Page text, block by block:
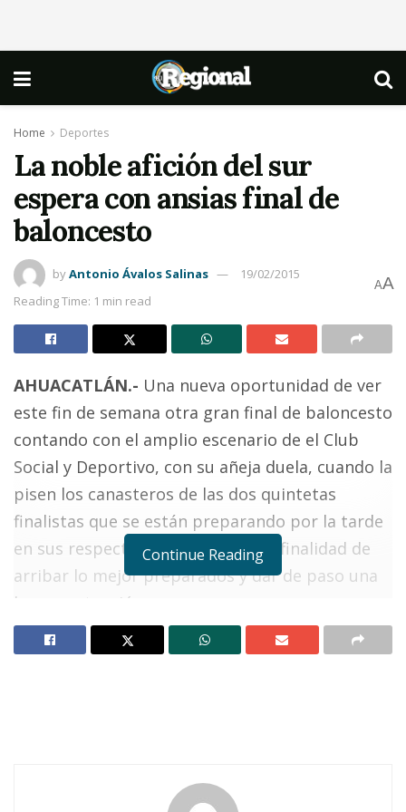
Home Deportes
La noble afición del sur
espera con ansias final de
baloncesto
byAntonio Ávalos Salinas
19/02/2015
Reading Time: 1 min read
AA
AHUACATLÁN.- Una nueva oportunidad de ver
este fin de semana otra gran final de baloncesto
contando con el amplio escenario de el Club
Social y Deportivo, con su añeja duela, cuando la
pisen los canasteros de las dos quintetas
finalistas que se están preparando por la tarde
en sus respectivos campos con la finalidad de
arribar lo mejor preparados y dar de paso una
buena actuación.
Nosotros en cambio ya nos encontramos de
nosotros desde nuestra humilde trinchera lo
Continue Reading